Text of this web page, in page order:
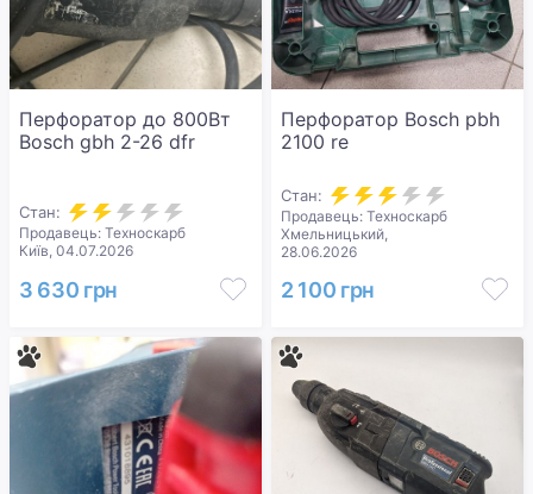
Перфоратор до 800Вт
Bosch gbh 2-26 dfr
Стан:
Продавець: Техноскарб
Київ, 04.07.2026
3 630 грн
Перфоратор Bosch pbh
2100 re
Стан:
Продавець: Техноскарб
Хмельницький,
28.06.2026
2 100 грн